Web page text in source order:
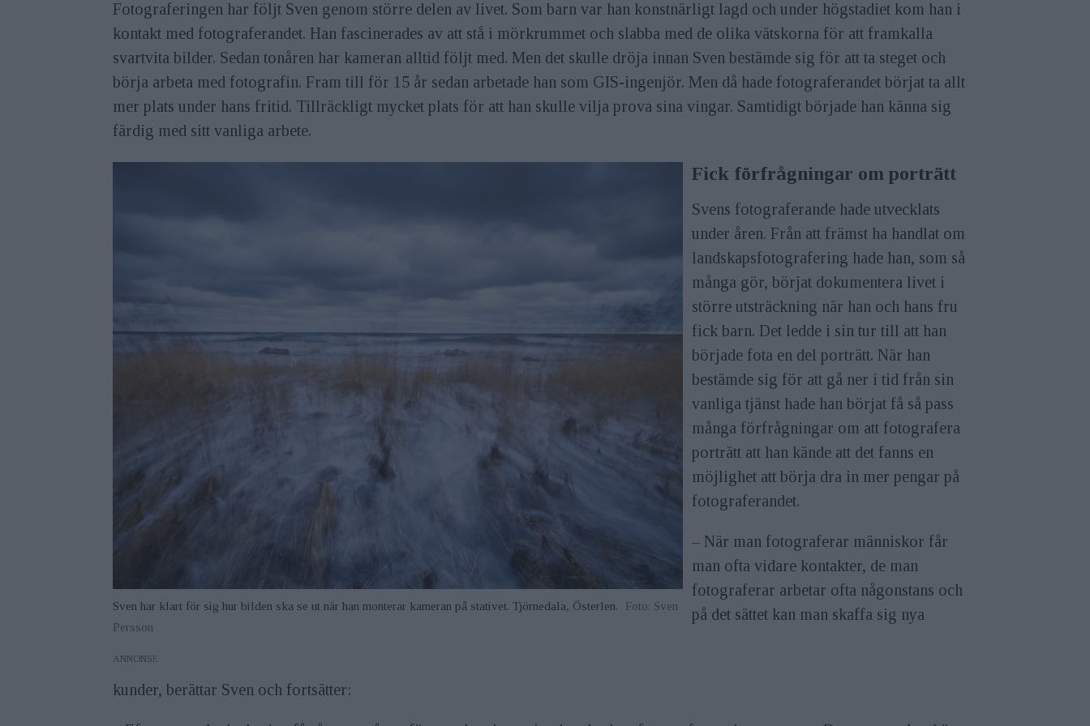
Fotograferingen har följt Sven genom större delen av livet. Som barn var han konstnärligt lagd och under högstadiet kom han i
kontakt med fotograferandet. Han fascinerades av att stå i mörkrummet och slabba med de olika vätskorna för att framkalla
svartvita bilder. Sedan tonåren har kameran alltid följt med. Men det skulle dröja innan Sven bestämde sig för att ta steget och
börja arbeta med fotografin. Fram till för 15 år sedan arbetade han som GIS-ingenjör. Men då hade fotograferandet börjat ta allt
mer plats under hans fritid. Tillräckligt mycket plats för att han skulle vilja prova sina vingar. Samtidigt började han känna sig
färdig med sitt vanliga arbete.
Sven har klart för sig hur bilden ska se ut när han monterar kameran på stativet. Tjörnedala, Österlen.
Foto: Sven
Persson
Fick förfrågningar om porträtt
Svens fotograferande hade utvecklats
under åren. Från att främst ha handlat om
landskapsfotografering hade han, som så
många gör, börjat dokumentera livet i
större utsträckning när han och hans fru
fick barn. Det ledde i sin tur till att han
började fota en del porträtt. När han
bestämde sig för att gå ner i tid från sin
vanliga tjänst hade han börjat få så pass
många förfrågningar om att fotografera
porträtt att han kände att det fanns en
möjlighet att börja dra in mer pengar på
fotograferandet.
ANNONS
– När man fotograferar människor får
man ofta vidare kontakter, de man
fotograferar arbetar ofta någonstans och
på det sättet kan man skaffa sig nya
kunder, berättar Sven och fortsätter: